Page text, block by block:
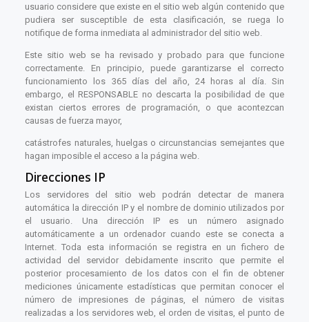
usuario considere que existe en el sitio web algún contenido que
pudiera ser susceptible de esta clasificación, se ruega lo
notifique de forma inmediata al administrador del sitio web.
Este sitio web se ha revisado y probado para que funcione
correctamente. En principio, puede garantizarse el correcto
funcionamiento los 365 días del año, 24 horas al día. Sin
embargo, el RESPONSABLE no descarta la posibilidad de que
existan ciertos errores de programación, o que acontezcan
causas de fuerza mayor,
catástrofes naturales, huelgas o circunstancias semejantes que
hagan imposible el acceso a la página web.
Direcciones IP
Los servidores del sitio web podrán detectar de manera
automática la dirección IP y el nombre de dominio utilizados por
el usuario. Una dirección IP es un número asignado
automáticamente a un ordenador cuando este se conecta a
Internet. Toda esta información se registra en un fichero de
actividad del servidor debidamente inscrito que permite el
posterior procesamiento de los datos con el fin de obtener
mediciones únicamente estadísticas que permitan conocer el
número de impresiones de páginas, el número de visitas
realizadas a los servidores web, el orden de visitas, el punto de